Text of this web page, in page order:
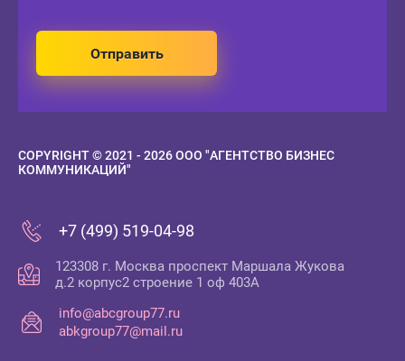
Отправить
COPYRIGHT © 2021 - 2026 ООО "АГЕНТСТВО БИЗНЕС
КОММУНИКАЦИЙ"
+7 (499) 519-04-98
123308 г. Москва проспект Маршала Жукова
д.2 корпус2 строение 1 оф 403А
info@abcgroup77.ru
abkgroup77@mail.ru